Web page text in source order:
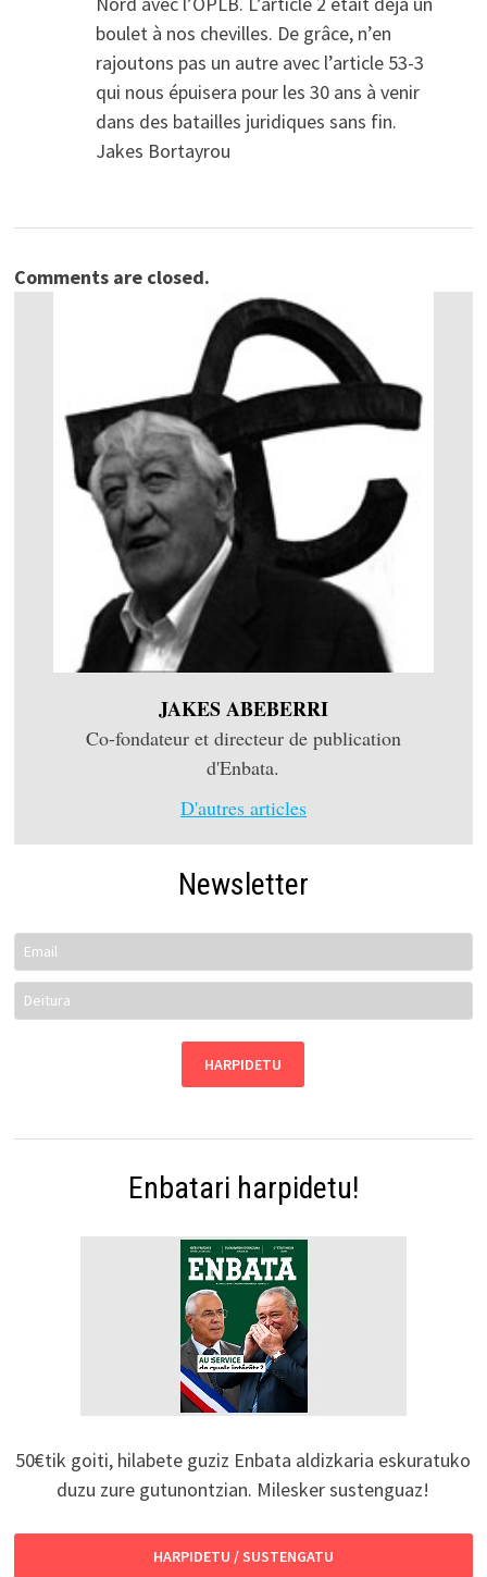
boulet à nos chevilles. De grâce, n’en
rajoutons pas un autre avec l’article 53-3
qui nous épuisera pour les 30 ans à venir
dans des batailles juridiques sans fin.
Jakes Bortayrou
Comments are closed.
JAKES ABEBERRI
Co-fondateur et directeur de publication
d'Enbata.
D'autres articles
Newsletter
Enbatari harpidetu!
50€tik goiti, hilabete guziz Enbata aldizkaria eskuratuko
duzu zure gutunontzian. Milesker sustenguaz!
HARPIDETU / SUSTENGATU